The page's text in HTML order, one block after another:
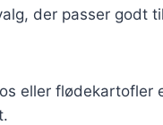
der passer godt
eller flødekartofler